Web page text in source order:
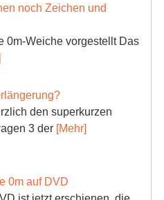
noch Zeichen und
0m-Weiche vorgestellt Das
den superkurzen
3 der [Mehr]
0m auf DVD